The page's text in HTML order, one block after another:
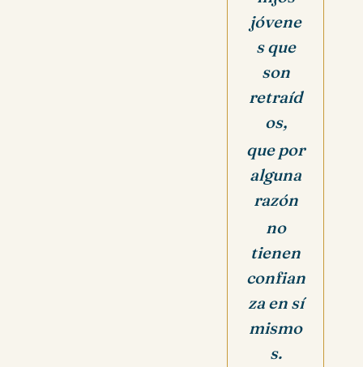
jóvene
s que
son
retraíd
os,
que por
alguna
razón
no
tienen
confian
za en sí
mismo
s.